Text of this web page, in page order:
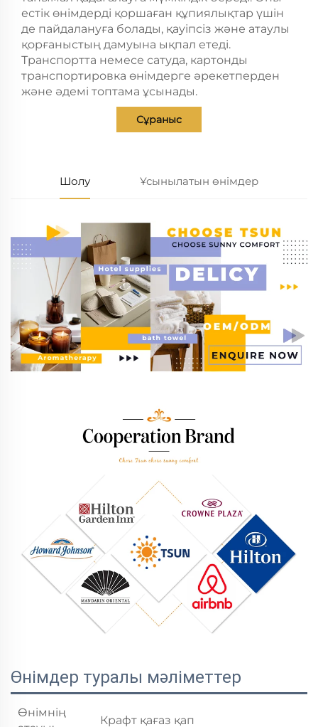
естік өнімдерді қоршаған құпиялықтар үшін
де пайдалануға болады, қауіпсіз және атаулы
қорғаныстың дамуына ықпал етеді.
Транспортта немесе сатуда, картонды
транспортировка өнімдерге әрекетперден
және әдемі топтама ұсынады.
Сұраныс
Шолу Ұсынылатын өнімдер
Өнімдер туралы мәліметтер
Өнімнің
Крафт қағаз қап